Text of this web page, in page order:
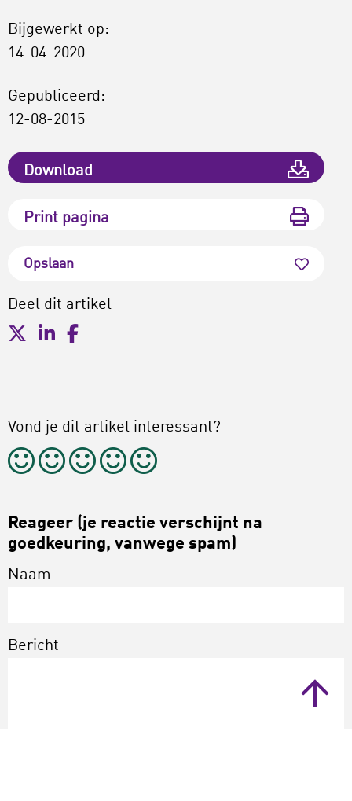
Bijgewerkt op:
14-04-2020
Gepubliceerd:
12-08-2015
Download
Print pagina
Opslaan
Deel dit artikel
Vond je dit artikel interessant?
Reageer (je reactie verschijnt na
goedkeuring, vanwege spam)
Naam
Bericht